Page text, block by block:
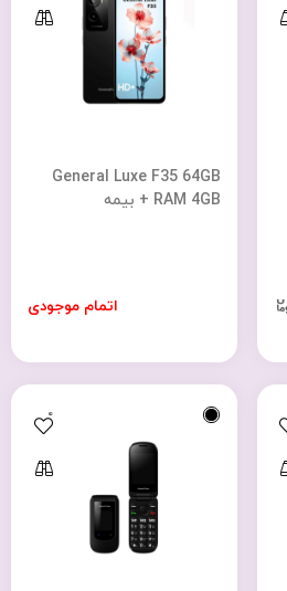
General Luxe F35 64GB
RAM 4GB + بیمه
اتمام موجودی
0